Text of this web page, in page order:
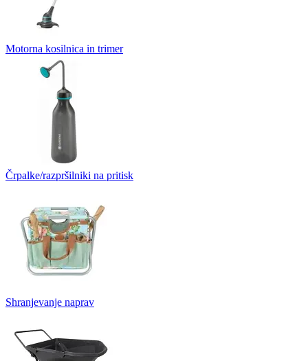
Motorna kosilnica in trimer
Črpalke/razpršilniki na pritisk
Shranjevanje naprav